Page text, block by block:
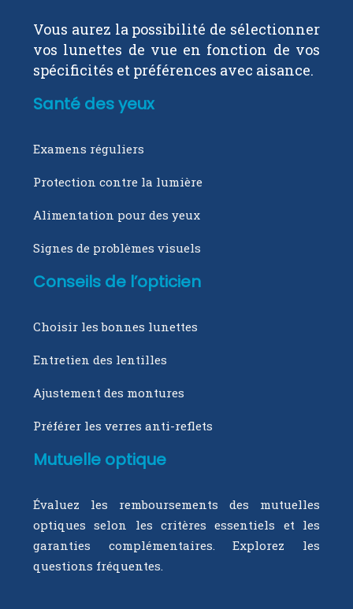
Vous aurez la possibilité de sélectionner
vos lunettes de vue en fonction de vos
spécificités et préférences avec aisance.
Santé des yeux
Examens réguliers
Protection contre la lumière
Alimentation pour des yeux
Signes de problèmes visuels
Conseils de l’opticien
Choisir les bonnes lunettes
Entretien des lentilles
Ajustement des montures
Préférer les verres anti-reflets
Mutuelle optique
Évaluez les remboursements des mutuelles
optiques selon les critères essentiels et les
garanties complémentaires. Explorez les
questions fréquentes.